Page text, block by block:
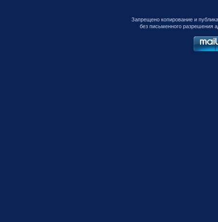
Запрещено копирование и
без письменного разрешения